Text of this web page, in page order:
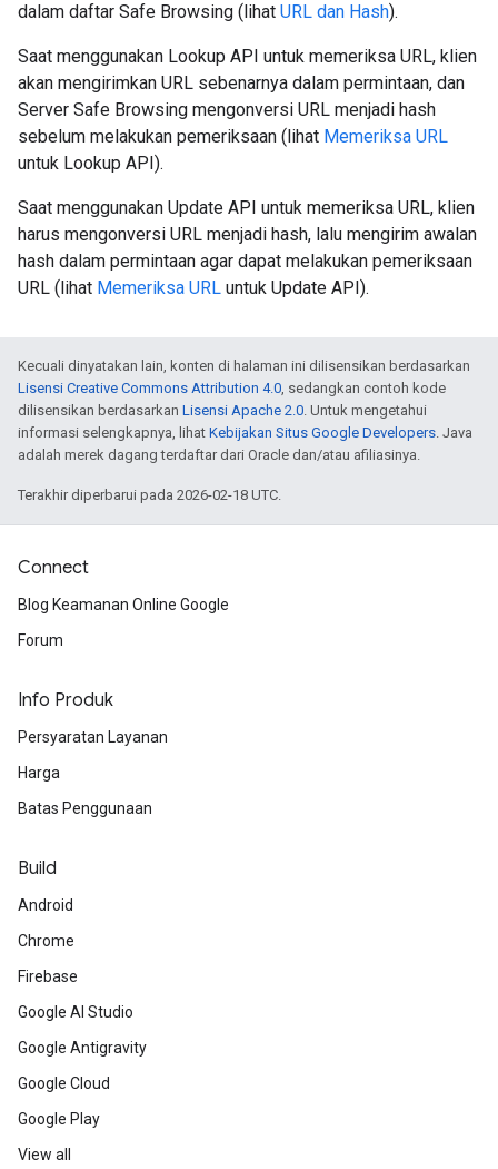
dalam daftar Safe Browsing (lihat URL dan Hash).
Saat menggunakan Lookup API untuk memeriksa URL, klien
akan mengirimkan URL sebenarnya dalam permintaan, dan
Server Safe Browsing mengonversi URL menjadi hash
sebelum melakukan pemeriksaan (lihat Memeriksa URL
untuk Lookup API).
Saat menggunakan Update API untuk memeriksa URL, klien
harus mengonversi URL menjadi hash, lalu mengirim awalan
hash dalam permintaan agar dapat melakukan pemeriksaan
URL (lihat Memeriksa URL untuk Update API).
Kecuali dinyatakan lain, konten di halaman ini dilisensikan berdasarkan
Lisensi Creative Commons Attribution 4.0, sedangkan contoh kode
dilisensikan berdasarkan Lisensi Apache 2.0. Untuk mengetahui
informasi selengkapnya, lihat Kebijakan Situs Google Developers. Java
adalah merek dagang terdaftar dari Oracle dan/atau afiliasinya.
Terakhir diperbarui pada 2026-02-18 UTC.
Connect
Blog Keamanan Online Google
Forum
Info Produk
Persyaratan Layanan
Harga
Batas Penggunaan
Build
Android
Chrome
Firebase
Google AI Studio
Google Antigravity
Google Cloud
Google Play
View all